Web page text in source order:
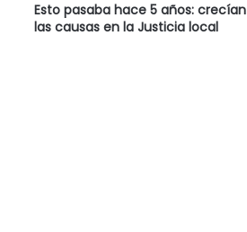
Esto pasaba hace 5 años: crecían
las causas en la Justicia local